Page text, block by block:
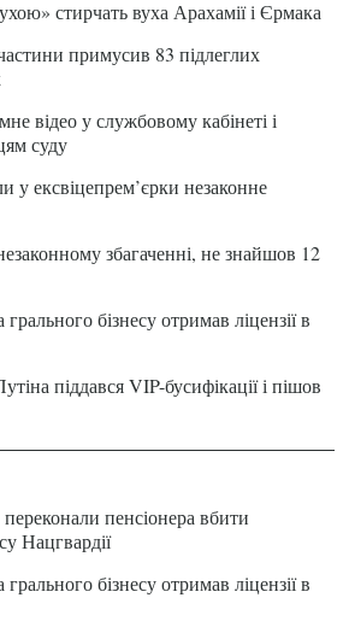
стирчать вуха Арахамії і Єрмака
примусив 83 підлеглих
відео у службовому кабінеті і
суду
ексвіцепрем’єрки незаконне
збагаченні, не знайшов 12
бізнесу отримав ліцензії в
піддався VIP-бусифікації і пішов
пенсіонера вбити
Нацгвардії
бізнесу отримав ліцензії в